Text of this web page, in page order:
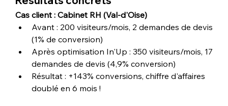
Cas client : Cabinet RH (Val-d'Oise)
Avant : 200 visiteurs/mois, 2 demandes de devis
(1% de conversion)
Après optimisation In'Up : 350 visiteurs/mois, 17
demandes de devis (4,9% conversion)
Résultat : +143% conversions, chiffre d'affaires
doublé en 6 mois !